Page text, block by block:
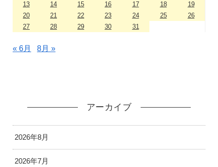
13
14 15 16 17 18
19
20
21 22 23 24 25
26
27
28 29 30 31
« 6月 8月 »
アーカイブ
2026年8月
2026年7月